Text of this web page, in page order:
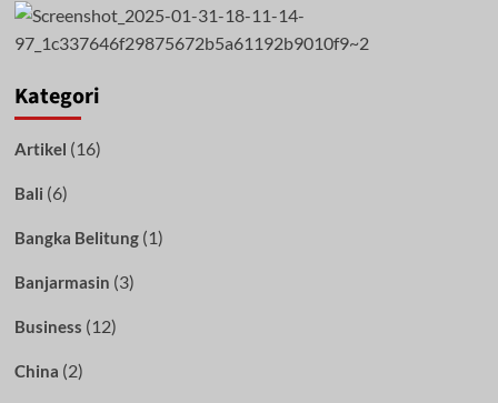
Kategori
Artikel (16)
Bali (6)
Bangka Belitung(1)
Banjarmasin (3)
Business (12)
China (2)